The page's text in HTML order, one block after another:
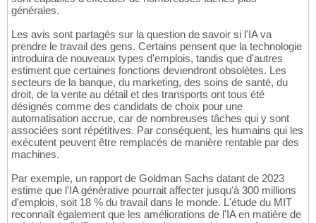
générales.
Les avis sont partagés sur la question de savoir si l'IA va
prendre le travail des gens. Certains pensent que la technologie
introduira de nouveaux types d'emplois, tandis que d'autres
estiment que certaines fonctions deviendront obsolètes. Les
secteurs de la banque, du marketing, des soins de santé, du
droit, de la vente au détail et des transports ont tous été
désignés comme des candidats de choix pour une
automatisation accrue, car de nombreuses tâches qui y sont
associées sont répétitives. Par conséquent, les humains qui les
exécutent peuvent être remplacés de manière rentable par des
machines.
Par exemple, un rapport de Goldman Sachs datant de 2023
estime que l'IA générative pourrait affecter jusqu'à 300 millions
d'emplois, soit 18 % du travail dans le monde. L'étude du MIT
reconnaît également que les améliorations de l'IA en matière de